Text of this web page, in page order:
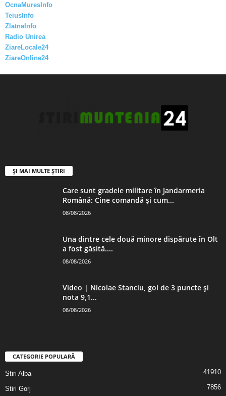
OcnaMuresInfo
TeiusInfo
ZlatnaInfo
Radio Unirea
ZiareLocale24
ZiareOnline24
ȘI MAI MULTE ȘTIRI
Care sunt gradele militare în Jandarmeria
Română: Cine comandă și cum...
08/08/2026
Una dintre cele două minore dispărute în Olt
a fost găsită....
08/08/2026
Video | Nicolae Stanciu, gol de 3 puncte și
nota 9,1...
08/08/2026
CATEGORIE POPULARĂ
Stiri Alba 41910
Stiri Gorj 7856